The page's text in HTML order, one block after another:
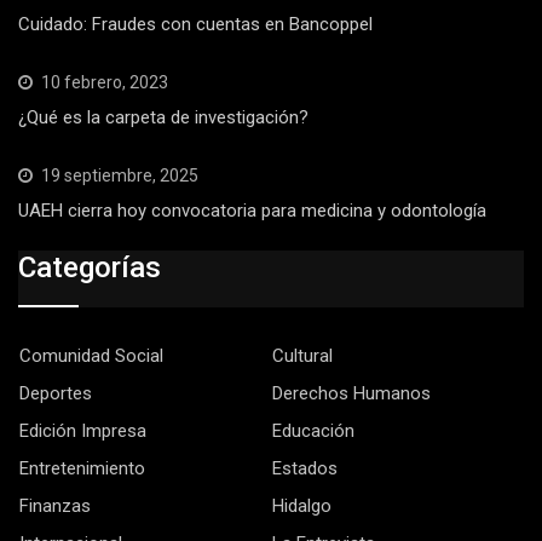
Cuidado: Fraudes con cuentas en Bancoppel
10 febrero, 2023
¿Qué es la carpeta de investigación?
19 septiembre, 2025
UAEH cierra hoy convocatoria para medicina y odontología
Categorías
Comunidad Social
Cultural
Deportes
Derechos Humanos
Edición Impresa
Educación
Entretenimiento
Estados
Finanzas
Hidalgo